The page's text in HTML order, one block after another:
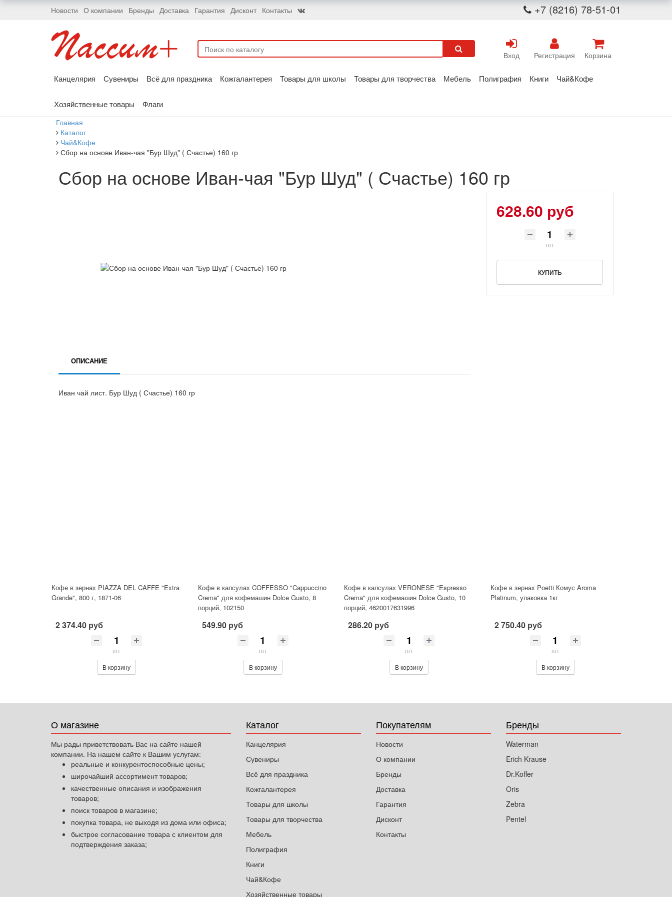
Новости О компании Бренды Доставка Гарантия Дисконт Контакты +7 (8216) 78-51-01
Вход Регистрация Корзина
Канцелярия Сувениры Всё для праздника Кожгалантерея Товары для школы Товары для творчества Мебель Полиграфия Книги Чай&Кофе
Хозяйственные товары Флаги
Главная
Каталог
Чай&Кофе
Сбор на основе Иван-чая "Бур Шуд" ( Счастье) 160 гр
Сбор на основе Иван-чая "Бур Шуд" ( Счастье) 160 гр
628.60 руб
шт
КУПИТЬ
ОПИСАНИЕ
Иван чай лист. Бур Шуд ( Счастье) 160 гр
Кофе в зернах PIAZZA DEL CAFFE "Extra
Grande", 800 г, 1871-06
2 374.40 руб
шт
В корзину
Кофе в капсулах COFFESSO "Cappuccino
Crema" для кофемашин Dolce Gusto, 8
порций, 102150
549.90 руб
шт
В корзину
Кофе в капсулах VERONESE "Espresso
Crema" для кофемашин Dolce Gusto, 10
порций, 4620017631996
286.20 руб
шт
В корзину
Кофе в зернах Poetti Комус Aroma
Platinum, упаковка 1кг
2 750.40 руб
шт
В корзину
О магазине
Мы рады приветствовать Вас на сайте нашей
компании. На нашем сайте к Вашим услугам:
реальные и конкурентоспособные цены;
широчайший ассортимент товаров;
качественные описания и изображения
товаров;
поиск товаров в магазине;
покупка товара, не выходя из дома или офиса;
быстрое согласование товара с клиентом для
подтверждения заказа;
Каталог
Канцелярия
Сувениры
Всё для праздника
Кожгалантерея
Товары для школы
Товары для творчества
Мебель
Полиграфия
Книги
Чай&Кофе
Хозяйственные товары
Покупателям
Новости
О компании
Бренды
Доставка
Гарантия
Дисконт
Контакты
Бренды
Waterman
Erich Krause
Dr.Koffer
Oris
Zebra
Pentel